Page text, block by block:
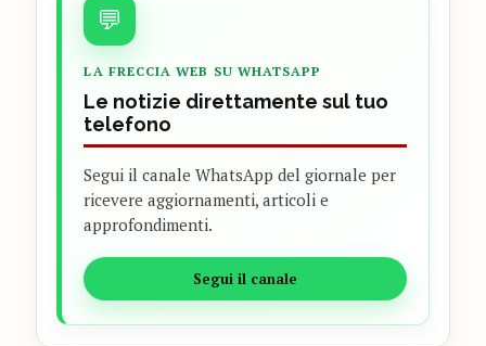
💬
LA FRECCIA WEB SU WHATSAPP
Le notizie direttamente sul tuo
telefono
Segui il canale WhatsApp del giornale per
ricevere aggiornamenti, articoli e
approfondimenti.
Segui il canale